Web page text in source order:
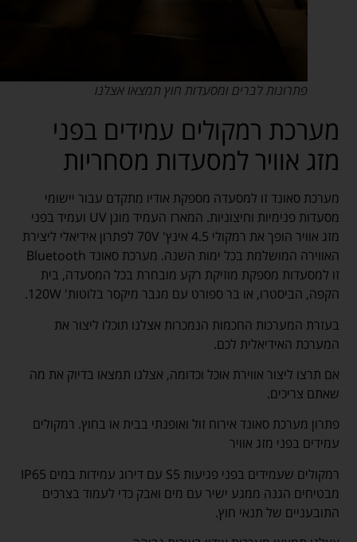
פתרונות לברים ומסעדות חוץ תמצאו אצלנו
מערכת רמקולים עמידים בפני
מזג אוויר למסעדות מסחריות
מערכת סאונד זו למסעדה מספקת אודיו מתקדם עבור יישומי
מסעדות פנימיות וחיצוניות. המארז העמיד מוגן UV ועמיד בפני
מזג אוויר הופך את רמקולי 4.5 אינץ' 70V לפתרון אידיאלי ליצירת
האווירה המושלמת בכל ימות השנה. מערכת סאונד Bluetooth
זו למסעדות מספקת מוזיקת ​​רקע מובחרת בכל המסעדה, בית
הקפה, הביסטרו, או בר ספורט עם מגבר מיקסר בלוטות' 120W.
בעזרת המערכות החכמות הנמכרות אצלנו תוכלו ליצור את
המערכת האידיאלית לכם.
אם תרצו ליצור אווירת אוכל וכדומה, אצלנו תמצאו בדיוק את מה
שאתם צריכים.
פתרון מערכת סאונד אירוח זול ואופנתי בבית או בחוץ. רמקולים
עמידים בפני מזג אוויר
רמקולים שעמידים בפני פגיעות S5 עם דירוג עמידות במים IP65
מבטיחים הגנה ממגע ישיר עם מים ואבק כדי לעמוד בצרכים
התובעניים של תנאי חוץ.